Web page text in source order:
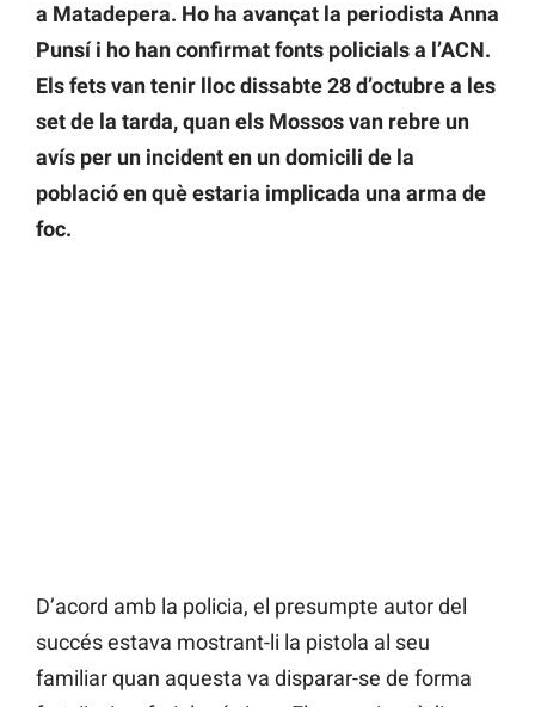
a Matadepera. Ho ha avançat la periodista Anna
Punsí i ho han confirmat fonts policials a l’ACN.
Els fets van tenir lloc dissabte 28 d’octubre a les
set de la tarda, quan els Mossos van rebre un
avís per un incident en un domicili de la
població en què estaria implicada una arma de
foc.
D’acord amb la policia, el presumpte autor del
succés estava mostrant-li la pistola al seu
familiar quan aquesta va disparar-se de forma